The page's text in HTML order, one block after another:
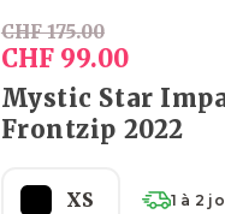
CHF 175.00
CHF 99.00
Mystic Star
Frontzip 2022
XS 1 à 2